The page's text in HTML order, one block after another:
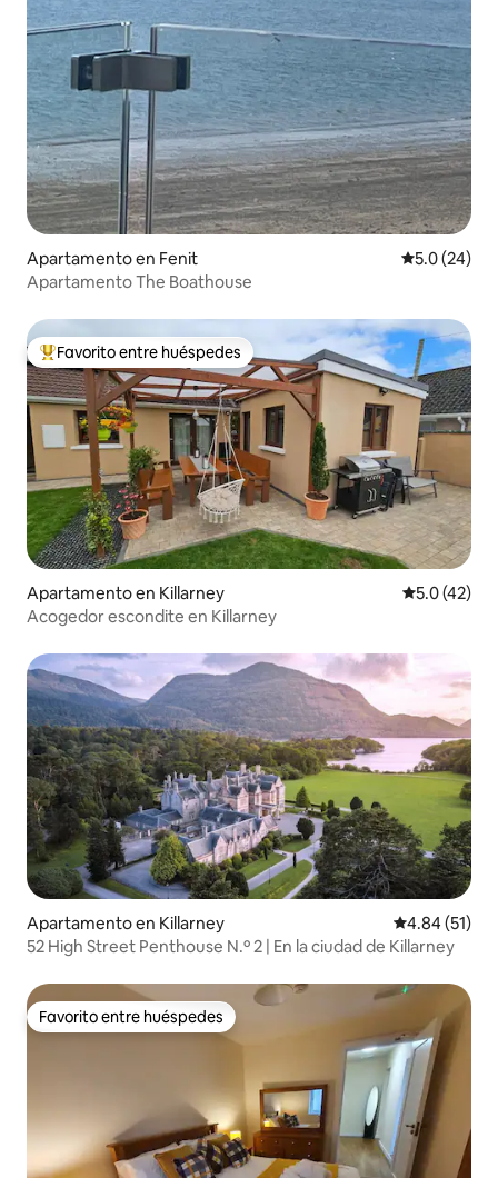
Apartamento en Fenit Calificación
5.0 (24)
Apartamento The Boathouse
Favorito entre huéspedes preferido
Favorito entre huéspedes
Apartamento en Killarney Calificación
5.0 (42)
Acogedor escondite en Killarney
Apartamento en Killarney Calificación
4.84 (51)
52 High Street Penthouse N.º 2 | En la ciudad de Killarney
Favorito entre huéspedes
Favorito entre huéspedes